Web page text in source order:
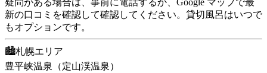
新の口コミを確認して確認してください。貸切風呂はいつで
もオプションです。
🏙️札幌エリア
豊平峡温泉（定山渓温泉）